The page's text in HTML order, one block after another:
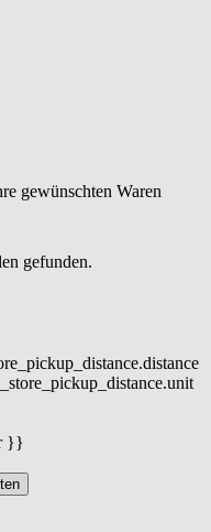
gewünschten Waren
gefunden.
}}